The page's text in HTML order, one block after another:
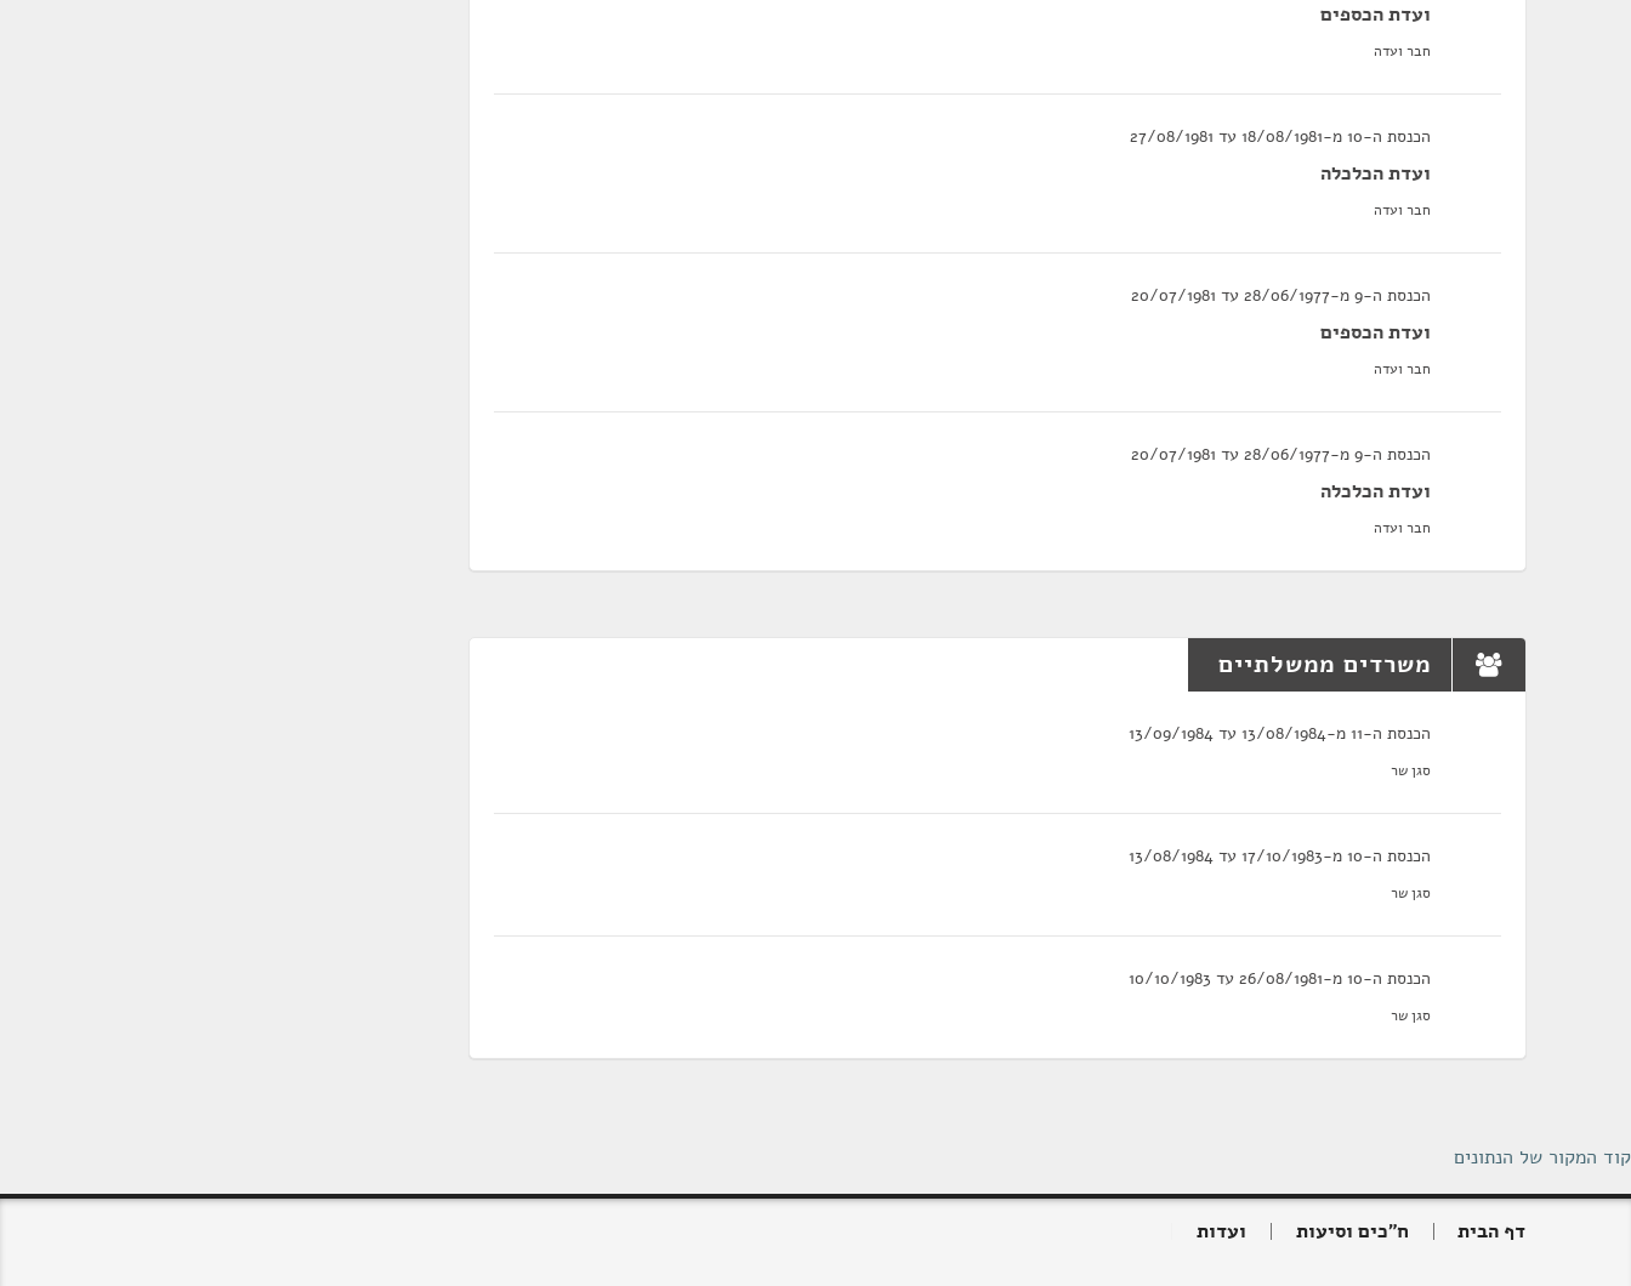
ועדת הכספים
חבר ועדה
הכנסת ה-10 מ-18/08/1981 עד 27/08/1981
ועדת הכלכלה
חבר ועדה
הכנסת ה-9 מ-28/06/1977 עד 20/07/1981
ועדת הכספים
חבר ועדה
הכנסת ה-9 מ-28/06/1977 עד 20/07/1981
ועדת הכלכלה
חבר ועדה
משרדים ממשלתיים
הכנסת ה-11 מ-13/08/1984 עד 13/09/1984
סגן שר
הכנסת ה-10 מ-17/10/1983 עד 13/08/1984
סגן שר
הכנסת ה-10 מ-26/08/1981 עד 10/10/1983
סגן שר
קוד המקור של הנתונים
דף הבית ח"כים וסיעות ועדות